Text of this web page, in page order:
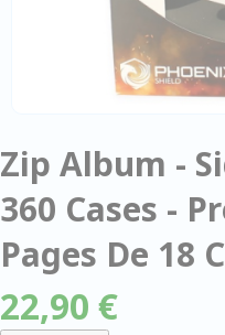
Zip Album -
360 Cases -
Pages De 18
22,90 €